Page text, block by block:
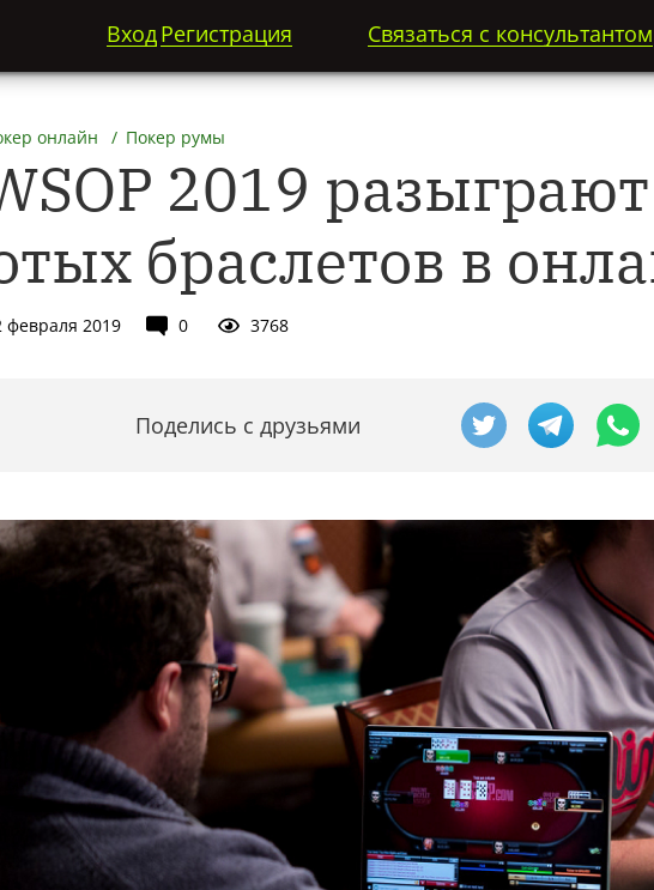
ВходРегистрация Связаться с консультантом
онлайн Покер румы
2019
браслетов в
февраля 2019 0 3768
Поделись с друзьями